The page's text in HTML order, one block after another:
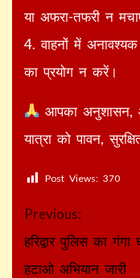
या अफरा-तफरी न
4. वाहनों में
का प्रयोग न करें।
आपका अनुशासन,
यात्रा को पावन,
Post Views: 370
Continue
Reading
Previous:
हरिद्वार पुलिस का
हटाओ अभियान जारी